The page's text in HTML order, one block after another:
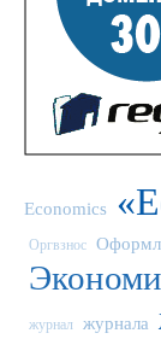
Economics
Оргвзнос
журнал журнала